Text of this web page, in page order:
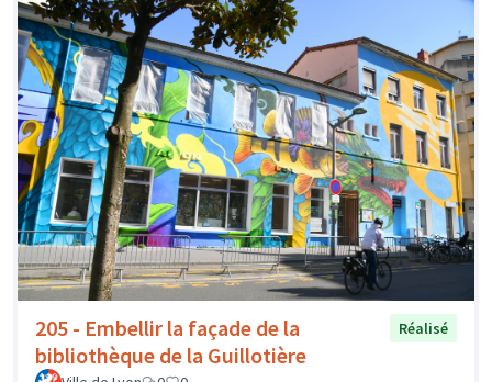
205 - Embellir la façade de la
bibliothèque de la Guillotière
Réalisé